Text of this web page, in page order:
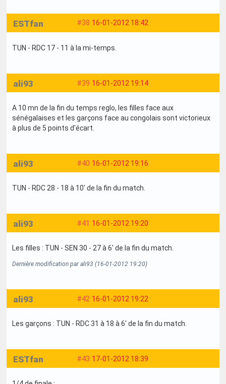
#38 16-01-2012 18:42
ESTfan
TUN - RDC 17 - 11 à la mi-temps.
#39 16-01-2012 19:14
ali93
A 10 mn de la fin du temps reglo, les filles face aux
sénégalaises et les garçons face au congolais sont victorieux
à plus de 5 points d'écart.
#40 16-01-2012 19:16
ali93
TUN - RDC 28 - 18 à 10' de la fin du match.
#41 16-01-2012 19:20
ali93
Les filles : TUN - SEN 30 - 27 à 6' de la fin du match.
Dernière modification par ali93 (16-01-2012 19:20)
#42 16-01-2012 19:22
ali93
Les garçons : TUN - RDC 31 à 18 à 6' de la fin du match.
#43 17-01-2012 18:39
ESTfan